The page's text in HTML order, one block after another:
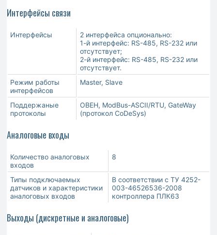
Интерфейсы связи
Интерфейсы
2 интерфейса опционально:
1-й интерфейс: RS-485, RS-232 или
отсутствует;
2-й интерфейс: RS-485, RS-232 или
отсутствует.
Режим работы
интерфейсов
Master, Slave
Поддержаные
протоколы
ОBEH, ModBus-ASCII/RTU, GateWay
(протокол CoDeSys)
Аналоговые входы
Количество аналоговых
входов
8
Типы подключаемых
датчиков и характеристики
аналоговых входов
В соответствии с ТУ 4252-
003-46526536-2008
контроллера ПЛК63
Выходы (дискретные и аналоговые)